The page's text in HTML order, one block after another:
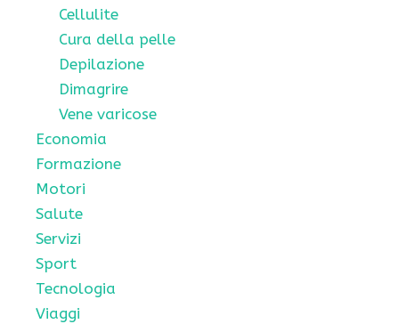
Cellulite
Cura della pelle
Depilazione
Dimagrire
Vene varicose
Economia
Formazione
Motori
Salute
Servizi
Sport
Tecnologia
Viaggi